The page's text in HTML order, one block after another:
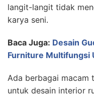
langit-langit tidak
karya seni.
Baca Juga: Desain
Furniture Multifungsi
Ada berbagai macam
untuk desain interior